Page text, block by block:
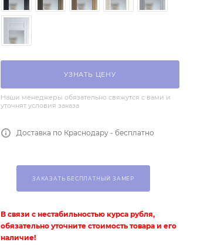
УЗНАТЬ ЦЕНУ
Наши менеджеры обязательно свяжутся с вами и
уточнят условия заказа
Доставка по Краснодару - бесплатно
ЗАКАЗАТЬ БЕСПЛАТНЫЙ ЗАМЕР
В связи с нестабильностью курса рубля,
обязательно уточните стоимость товара и его
наличие!